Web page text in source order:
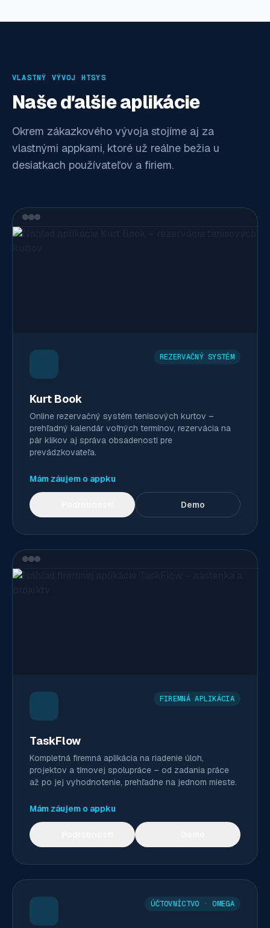
VLASTNÝ VÝVOJ HTSYS
Naše ďalšie aplikácie
Okrem zákazkového vývoja stojíme aj za
vlastnými appkami, ktoré už reálne bežia u
desiatkach používateľov a firiem.
REZERVAČNÝ SYSTÉM
Kurt Book
Online rezervačný systém tenisových kurtov –
prehľadný kalendár voľných termínov, rezervácia na
pár klikov aj správa obsadenosti pre
prevádzkovateľa.
Mám záujem o appku
Demo
FIREMNÁ APLIKÁCIA
TaskFlow
Kompletná firemná aplikácia na riadenie úloh,
projektov a tímovej spolupráce – od zadania práce
až po jej vyhodnotenie, prehľadne na jednom mieste.
Mám záujem o appku
ÚČTOVNÍCTVO · OMEGA